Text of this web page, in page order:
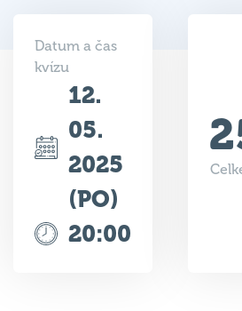
Datum a čas
kvízu
12.
05.
2025
(PO)
20:00